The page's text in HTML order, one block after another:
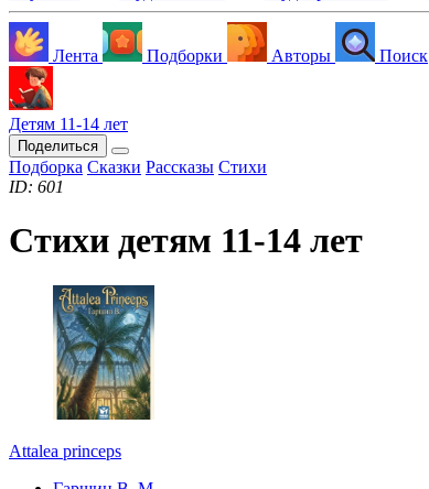
Лента Подборки Авторы Поиск
Детям 11-14 лет
Поделиться
Подборка Сказки Рассказы Стихи
ID: 601
Стихи детям 11-14 лет
Аttalea princeps